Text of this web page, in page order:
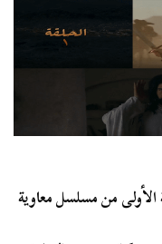
في الحلقة الأولى من مسلسل معاوية